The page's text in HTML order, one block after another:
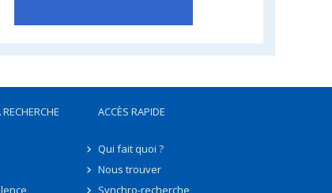
ACCÈS RAPIDE
Qui fait quoi ?
Nous trouver
Synchro-recherche